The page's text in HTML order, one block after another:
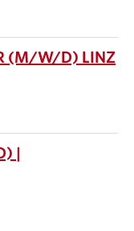
(M/W/D) LINZ
|